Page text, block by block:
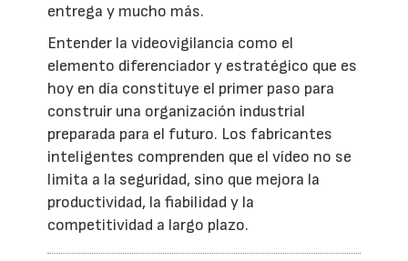
entrega y mucho más.
Entender la videovigilancia como el
elemento diferenciador y estratégico que es
hoy en día constituye el primer paso para
construir una organización industrial
preparada para el futuro. Los fabricantes
inteligentes comprenden que el vídeo no se
limita a la seguridad, sino que mejora la
productividad, la fiabilidad y la
competitividad a largo plazo.